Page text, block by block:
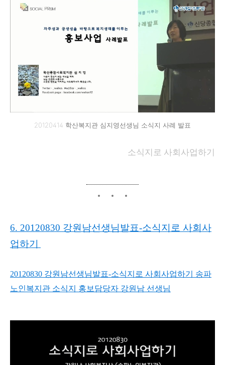
20120414 학산복지관 심지영선생님 소식지 사례 발표
소식지로 사회사업하기
6. 20120830 강원남선생님발표-소식지로 사회사
업하기
20120830 강원남선생님발표-소식지로 사회사업하기 송파
노인복지관 소식지 홍보담당자 강원남 선생님